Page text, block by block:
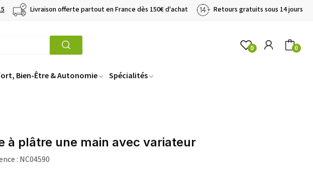
Livraison offerte partout en France dès 150€ d'achat Retours gratuits sous 14 jours
0 0
Bien-Être & Autonomie Spécialités
à plâtre une main avec variateur
: NC04590